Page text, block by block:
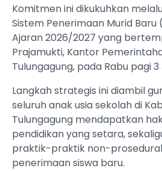
Komitmen ini dikukuhkan
Sistem Penerimaan Murid Baru
Ajaran 2026/2027 yang
Prajamukti, Kantor
Tulungagung, pada Rabu pagi 3
Langkah strategis ini diambil
seluruh anak usia sekolah di
Tulungagung mendapatkan
pendidikan yang setara,
praktik-praktik non-
penerimaan siswa baru.